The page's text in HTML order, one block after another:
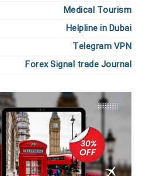
Medical Tourism
Helpline in Dubai
Telegram VPN
Forex Signal trade Journal